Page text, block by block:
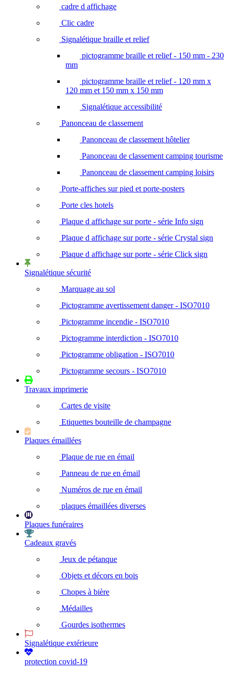
cadre d affichage
Clic cadre
Signalétique braille et relief
pictogramme braille et relief - 150 mm - 230
mm
pictogramme braille et relief - 120 mm x
120 mm et 150 mm x 150 mm
Signalétique accessibilité
Panonceau de classement
Panonceau de classement hôtelier
Panonceau de classement camping tourisme
Panonceau de classement camping loisirs
Porte-affiches sur pied et porte-posters
Porte cles hotels
Plaque d affichage sur porte - série Info sign
Plaque d affichage sur porte - série Crystal sign
Plaque d affichage sur porte - série Click sign
Signalétique sécurité
Marquage au sol
Pictogramme avertissement danger - ISO7010
Pictogramme incendie - ISO7010
Pictogramme interdiction - ISO7010
Pictogramme obligation - ISO7010
Pictogramme secours - ISO7010
Travaux imprimerie
Cartes de visite
Etiquettes bouteille de champagne
Plaques émaillées
Plaque de rue en émail
Panneau de rue en émail
Numéros de rue en émail
plaques émaillées diverses
Plaques funéraires
Cadeaux gravés
Jeux de pétanque
Objets et décors en bois
Chopes à bière
Médailles
Gourdes isothermes
Signalétique extérieure
protection covid-19